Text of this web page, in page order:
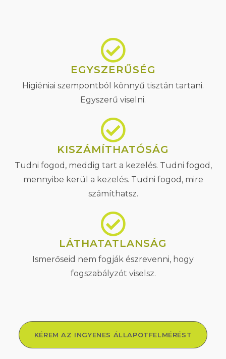
EGYSZERŰSÉG
Higiéniai szempontból könnyű tisztán tartani.
Egyszerű viselni.
KISZÁMÍTHATÓSÁG
Tudni fogod, meddig tart a kezelés. Tudni fogod,
mennyibe kerül a kezelés. Tudni fogod, mire
számíthatsz.
LÁTHATATLANSÁG
Ismerőseid nem fogják észrevenni, hogy
fogszabályzót viselsz.
KÉREM AZ INGYENES ÁLLAPOTFELMÉRÉST